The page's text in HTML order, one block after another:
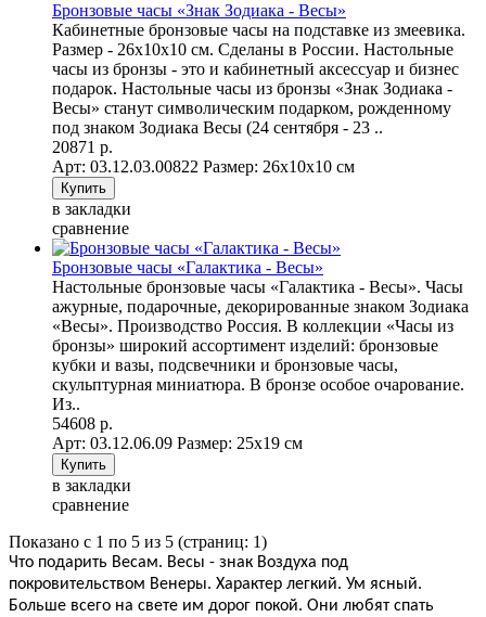
Бронзовые часы «Знак Зодиака - Весы»
Кабинетные бронзовые часы на подставке из змеевика.
Размер - 26х10х10 см. Сделаны в России. Настольные
часы из бронзы - это и кабинетный аксессуар и бизнес
подарок. Настольные часы из бронзы «Знак Зодиака -
Весы» станут символическим подарком, рожденному
под знаком Зодиака Весы (24 сентября - 23 ..
20871 р.
Арт: 03.12.03.00822 Размер: 26х10х10 см
в закладки
сравнение
Бронзовые часы «Галактика - Весы»
Настольные бронзовые часы «Галактика - Весы». Часы
ажурные, подарочные, декорированные знаком Зодиака
«Весы». Производство Россия. В коллекции «Часы из
бронзы» широкий ассортимент изделий: бронзовые
кубки и вазы, подсвечники и бронзовые часы,
скульптурная миниатюра. В бронзе особое очарование.
Из..
54608 р.
Арт: 03.12.06.09 Размер: 25х19 см
в закладки
сравнение
Показано с 1 по 5 из 5 (страниц: 1)
Что подарить Весам. Весы - знак Воздуха под
покровительством Венеры. Характер легкий. Ум ясный.
Больше всего на свете им дорог покой. Они любят спать